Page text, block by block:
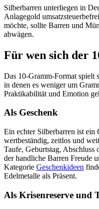
Silberbarren unterliegen in
Anlagegold
möchte, sollte Barren und
abwägen.
Für wen sich der
Das 10-Gramm-Format spielt
in denen es weniger um
Praktikabilität und Emotion
Als Geschenk
Ein echter Silberbarren ist ein
wertbeständig, zeitlos und
Taufe, Geburtstag, Abschluss
der handliche Barren Freude
Kategorie Geschenkideen
Edelmetalle als Präsent.
Als Krisenreserve und